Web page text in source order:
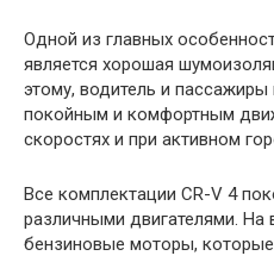
Одной из главных
является хорошая
этому, водитель и
покойным и комфортным
скоростях и при активном
Все комплектации CR-V 4
различными двигателями. На
бензиновые моторы,